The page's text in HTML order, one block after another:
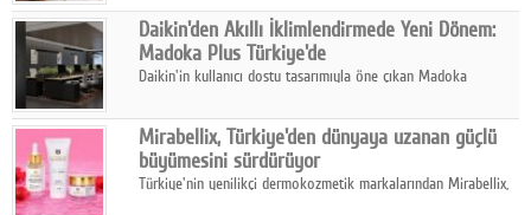
ıhlamur gibi içeceklerde tercih ettiğini ortaya koyuyor.
Daikin'den Akıllı İklimlendirmede Yeni Dönem:
Madoka Plus Türkiye'de
Daikin'in kullanıcı dostu tasarımıyla öne çıkan Madoka
kontrol ünitesi Madoka Plus Türkiye'de satışa sunuldu.
Mirabellix, Türkiye'den dünyaya uzanan güçlü
büyümesini sürdürüyor
Türkiye'nin yenilikçi dermokozmetik markalarından Mirabellix,